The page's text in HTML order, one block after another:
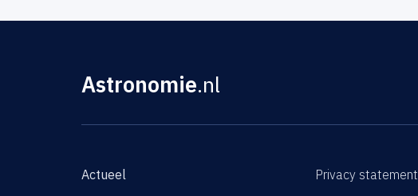
Astronomie.nl
Actueel Privacy statement